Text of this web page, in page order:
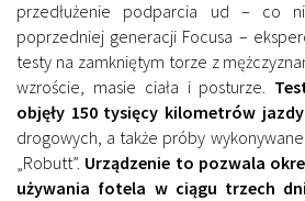
przedłużenie podparcia ud – co
poprzedniej generacji Focusa –
testy na zamkniętym torze z
wzroście, masie ciała i posturze.
objęły 150 tysięcy kilometrów jazdy
drogowych, a także próby
„Robutt”. Urządzenie to pozwala
używania fotela w ciągu trzech dni